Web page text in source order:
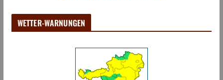
WETTER-WARNUNGEN